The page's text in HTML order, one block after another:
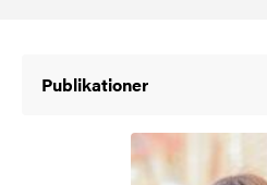
Publikationer